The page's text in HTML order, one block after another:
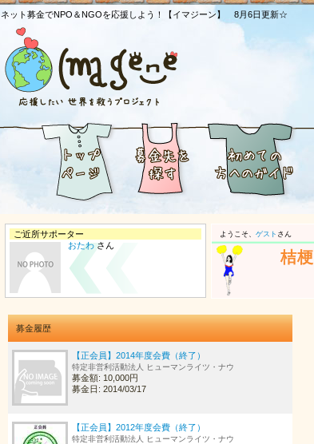
ネット募金でNPO＆NGOを応援しよう！【イマジーン】 8月6日更新☆
ご近所サポーター
おたわさん
ようこそ、 ゲスト さん
桔梗
募金履歴
【正会員】2014年度会費（終了）
特定非営利活動法人 ヒューマンライツ・ナウ
募金額: 10,000円
募金日: 2014/03/17
【正会員】2012年度会費（終了）
特定非営利活動法人 ヒューマンライツ・ナウ